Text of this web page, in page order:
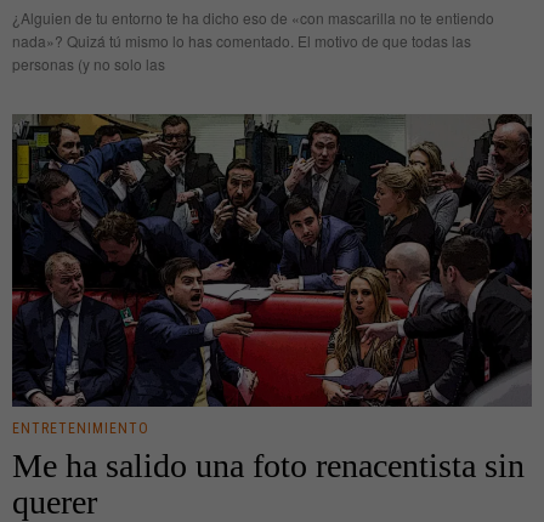
¿Alguien de tu entorno te ha dicho eso de «con mascarilla no te entiendo
nada»? Quizá tú mismo lo has comentado. El motivo de que todas las
personas (y no solo las
ENTRETENIMIENTO
Me ha salido una foto renacentista sin
querer